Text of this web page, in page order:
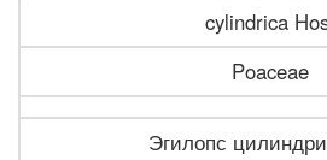
cylindrica
Poaceae
Эгилопс